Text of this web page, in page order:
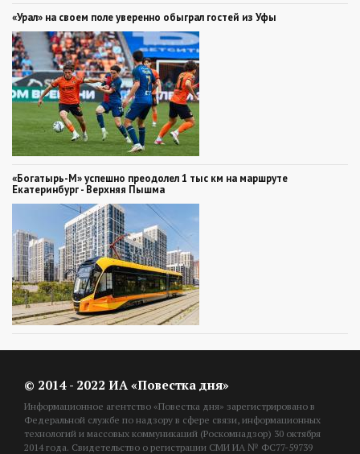
«Урал» на своем поле уверенно обыграл гостей из Уфы
«Богатырь-М» успешно преодолел 1 тыс км на маршруте
Екатеринбург - Верхняя Пышма
© 2014 - 2022 ИА «Повестка дня»
Информационное агентство «Повестка дня» зарегистрировано в
Федеральной службе по надзору в сфере связи, информационных
технологий и массовых коммуникаций (Роскомнадзор) 30 октября
2014 года. Свидетельство о регистрации СМИ ИА № ФС77-59739